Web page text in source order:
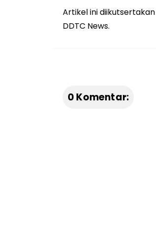
Artikel ini
DDTC News.
0 Komentar: